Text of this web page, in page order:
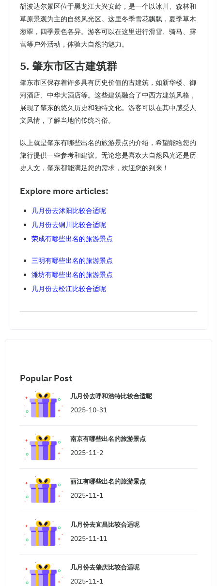
胡波达尔景区位于黑龙江大兴安岭，是一个以冰川、森林和
草原景观为主的自然风光区。这里冬季雪花飘飘，夏季草木
葱翠，四季景色各异。游客可以在这里进行滑雪、骑马、露
营等户外活动，体验大自然的魅力。
5. 肇东市区古建筑群
肇东市区保存着许多具有历史价值的古建筑，如新华楼、御
河酒店、中华大酒店等。这些建筑融合了中西方建筑风格，
展现了肇东的悠久历史和独特文化。游客可以在其中感受人
文风情，了解当地的传统习俗。
以上就是肇东有哪些出名的旅游景点的介绍，希望能给您的
旅行提供一些参考和建议。无论您是喜欢大自然风光还是历
史人文，肇东都能满足您的需求，欢迎您的到来！
Explore more articles:
几月份去沭阳比较合适呢
几月份去铜川比较合适呢
荣成有哪些出名的旅游景点
三明有哪些出名的旅游景点
潍坊有哪些出名的旅游景点
几月份去松江比较合适呢
Popular Post
几月份去呼和浩特比较合适呢
2025-10-31
南京有哪些出名的旅游景点
2025-11-2
丽江有哪些出名的旅游景点
2025-11-1
几月份去宜昌比较合适呢
2025-11-11
几月份去肇庆比较合适呢
2025-11-1